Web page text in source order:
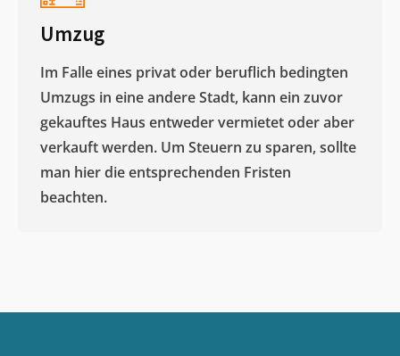
Umzug
Im Falle eines privat oder beruflich bedingten
Umzugs in eine andere Stadt, kann ein zuvor
gekauftes Haus entweder vermietet oder aber
verkauft werden. Um Steuern zu sparen, sollte
man hier die entsprechenden Fristen
beachten.